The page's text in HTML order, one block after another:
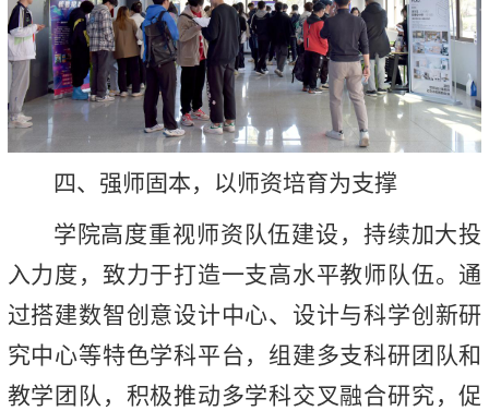
四、强师固本，以师资培育为支撑
学院高度重视师资队伍建设，持续加大投
入力度，致力于打造一支高水平教师队伍。通
过搭建数智创意设计中心、设计与科学创新研
究中心等特色学科平台，组建多支科研团队和
教学团队，积极推动多学科交叉融合研究，促